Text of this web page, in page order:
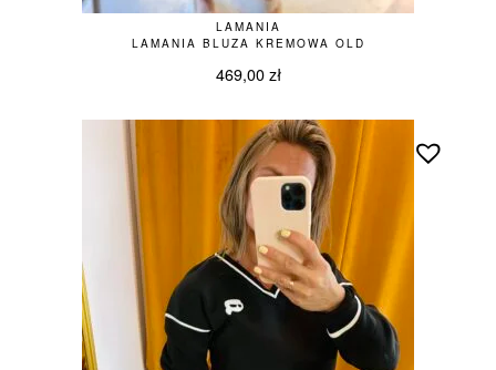
LAMANIA
LAMANIA BLUZA KREMOWA OLD
469,00 zł